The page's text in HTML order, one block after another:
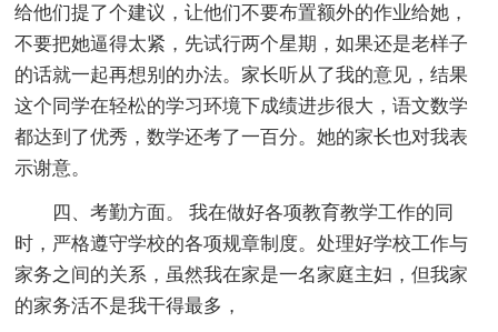
给他们提了个建议，让他们不要布置额外的作业给她，
不要把她逼得太紧，先试行两个星期，如果还是老样子
的话就一起再想别的办法。家长听从了我的意见，结果
这个同学在轻松的学习环境下成绩进步很大，语文数学
都达到了优秀，数学还考了一百分。她的家长也对我表
示谢意。
四、考勤方面。 我在做好各项教育教学工作的同
时，严格遵守学校的各项规章制度。处理好学校工作与
家务之间的关系，虽然我在家是一名家庭主妇，但我家
的家务活不是我干得最多，